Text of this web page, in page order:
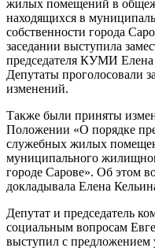
жилых помещений в
находящихся в
собственности города
заседании выступила
председателя КУМИ Елена
Депутаты проголосовали
изменений.
Также были приняты
Положении «О порядке
служебных жилых
муниципального
городе Сарове». Об этом
докладывала Елена
Депутат и председатель
социальным вопросам
выступил с предложением